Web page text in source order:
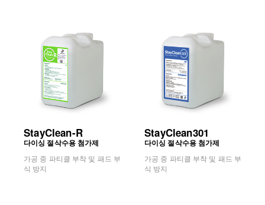
StayClean-R
다이싱 절삭수용 첨가제
가공 중 파티클 부착 및 패드 부
식 방지
StayClean301
다이싱 절삭수용 첨가제
가공 중 파티클 부착 및 패드 부
식 방지